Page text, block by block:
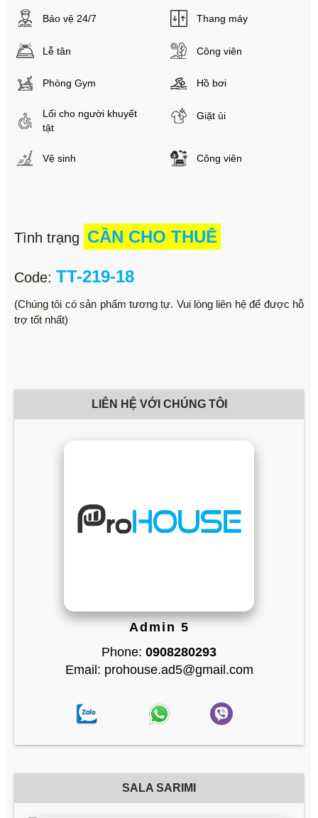
Bảo vệ 24/7 Thang máy
Lễ tân Công viên
Phòng Gym Hồ bơi
Lối cho người khuyết
tật
Giặt ủi
Vệ sinh Công viên
Tình trạng CẦN CHO THUÊ
Code: TT-219-18
(Chúng tôi có sản phẩm tương tự. Vui lòng liên hệ để được hỗ
trợ tốt nhất)
LIÊN HỆ VỚI CHÚNG TÔI
Admin 5
Phone: 0908280293
Email: prohouse.ad5@gmail.com
SALA SARIMI